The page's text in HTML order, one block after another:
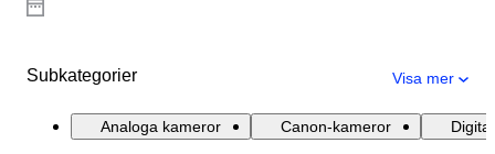
Subkategorier Visa mer
Analoga kameror Canon-kameror